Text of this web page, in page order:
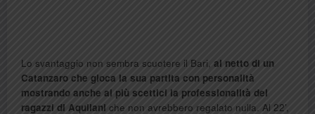
Lo svantaggio non sembra scuotere il Bari, al netto di un
Catanzaro che gioca la sua partita con personalità
mostrando anche ai più scettici la professionalità dei
ragazzi di Aquilani che non avrebbero regalato nulla. Al 22’,